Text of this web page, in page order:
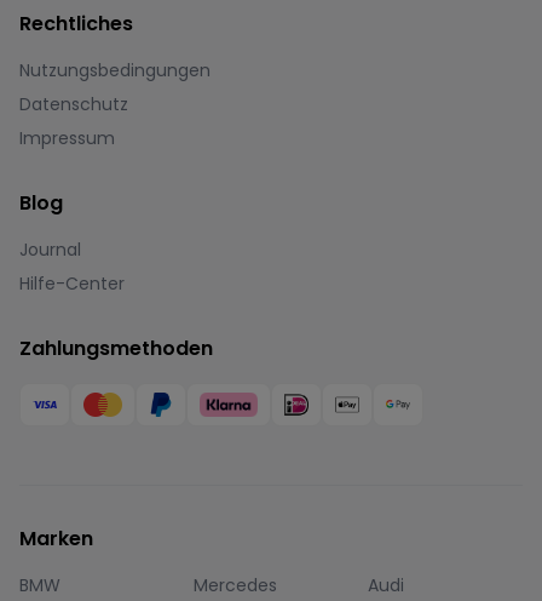
Rechtliches
Nutzungsbedingungen
Datenschutz
Impressum
Blog
Journal
Hilfe-Center
Zahlungsmethoden
Marken
BMW Mercedes
Audi